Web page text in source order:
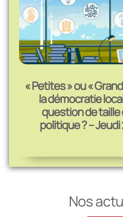
« Petites » ou «
la démocratie
question de
politique ? –
Nos